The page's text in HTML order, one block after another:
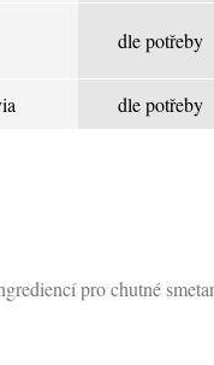
dle potřeby
dle potřeby
pro chutné